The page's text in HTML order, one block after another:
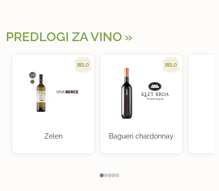
PREDLOGI ZA VINO
BELO
Zelen
BELO
Bagueri chardonnay